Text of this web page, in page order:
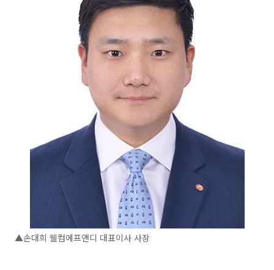
▲손대희 웰컴에프앤디 대표이사 사장